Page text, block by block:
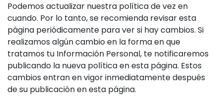
Podemos actualizar nuestra política de vez en
cuando. Por lo tanto, se recomienda revisar esta
página periódicamente para ver si hay cambios. Si
realizamos algún cambio en la forma en que
tratamos tu Información Personal, te notificaremos
publicando la nueva política en esta página. Estos
cambios entran en vigor inmediatamente después
de su publicación en esta página.